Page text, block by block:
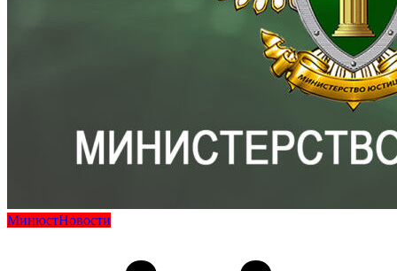
МинюстНовости